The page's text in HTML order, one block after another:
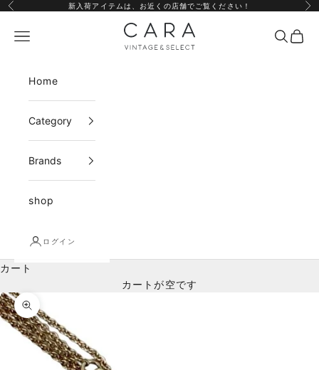
コンテンツへスキップ
前へ 新入荷アイテムは、 お近くの店舗でご覧ください！ 次
CARA vintage&select
メニュー 検索カー
Home
Category
Brands
shop
ログイン
カート
カートが空です
ズームイン